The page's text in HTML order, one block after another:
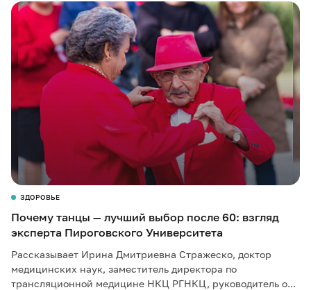
ЗДОРОВЬЕ
Почему танцы — лучший выбор после 60: взгляд
эксперта Пироговского Университета
Рассказывает Ирина Дмитриевна Стражеско, доктор
медицинских наук, заместитель директора по
трансляционной медицине НКЦ РГНКЦ, руководитель о...